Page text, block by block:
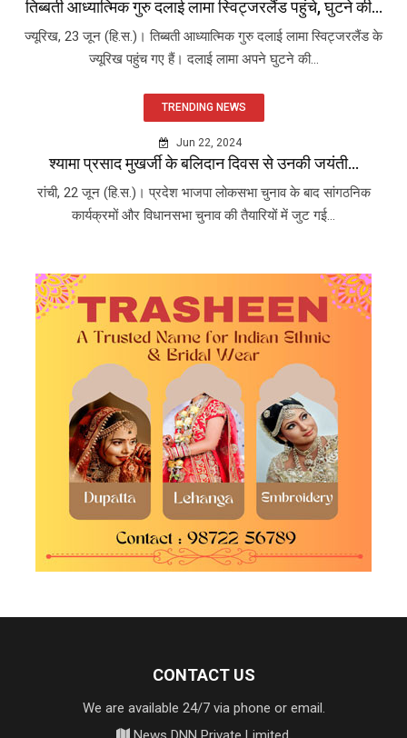
तिब्बती आध्यात्मिक गुरु दलाई लामा स्विट्जरलैंड पहुंचे, घुटने की...
ज्यूरिख, 23 जून (हि.स.)। तिब्बती आध्यात्मिक गुरु दलाई लामा स्विट्जरलैंड के
ज्यूरिख पहुंच गए हैं। दलाई लामा अपने घुटने की...
TRENDING NEWS
Jun 22, 2024
श्यामा प्रसाद मुखर्जी के बलिदान दिवस से उनकी जयंती...
रांची, 22 जून (हि.स.)। प्रदेश भाजपा लोकसभा चुनाव के बाद सांगठनिक
कार्यक्रमों और विधानसभा चुनाव की तैयारियों में जुट गई...
CONTACT US
We are available 24/7 via phone or email.